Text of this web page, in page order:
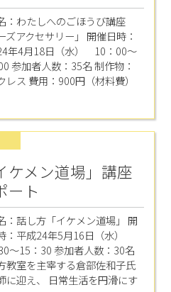
：わたしへのごほうび講座
ズアクセサリー」 開催日時：
年4月18日（水） 10：00～
参加者人数：35名 制作物：
レス 費用：900円（材料費）
ケメン道場」講座
ート
：話し方「イケメン道場」 開
：平成24年5月16日（水）
～15：30 参加者人数：30名
教室を主宰する倉部佐和子氏
に迎え、 日常生活を円滑にす